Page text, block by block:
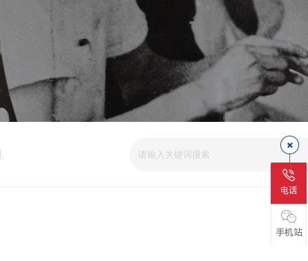
电话
手机站